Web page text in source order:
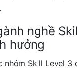
nghề
hưởng
nhóm Skill Level 3